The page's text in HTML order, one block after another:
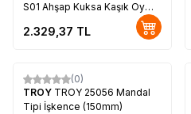
S01 Ahşap Kuksa Kaşık Oyma
2.329,37 TL
(0)
TROY TROY 25056 Mandal
Tipi İşkence (150mm)